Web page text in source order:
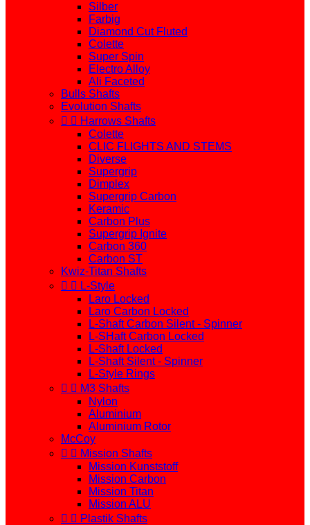
Silber
Farbig
Diamond Cut Fluted
Colette
Super Spin
Electro Alloy
Ali Faceted
Bulls Shafts
Evolution Shafts
  Harrows Shafts
Colette
CLIC FLIGHTS AND STEMS
Diverse
Supergrip
Dimplex
Supergrip Carbon
Keramic
Carbon Plus
Supergrip Ignite
Carbon 360
Carbon ST
Kwiz-Titan Shafts
  L-Style
Laro Locked
Laro Carbon Locked
L-Shaft Carbon Silent - Spinner
L-SHaft Carbon Locked
L-Shaft Locked
L-Shaft Silent - Spinner
L-Style Rings
  M3 Shafts
Nylon
Aluminium
Aluminium Rotor
McCoy
  Mission Shafts
Mission Kunststoff
Mission Carbon
Mission Titan
Mission ALU
  Plastik Shafts